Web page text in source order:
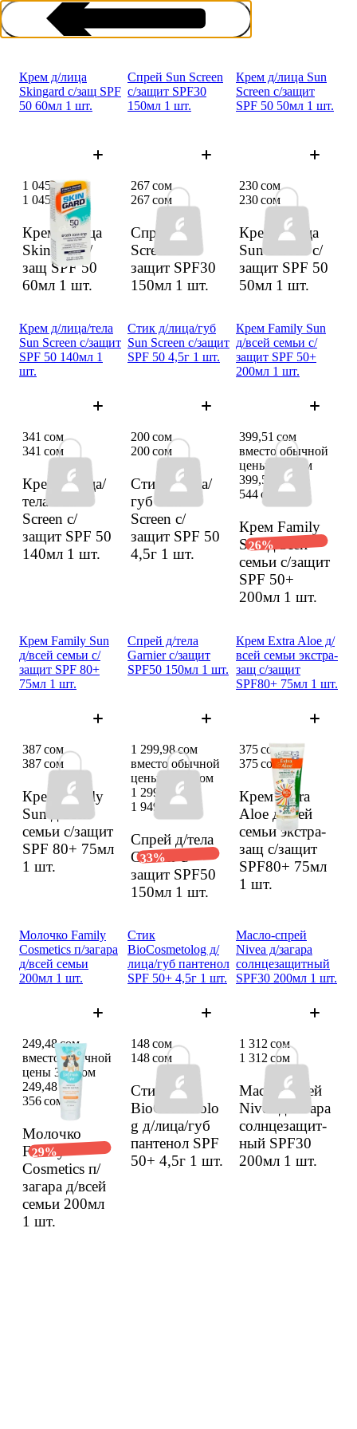
Крем д/лица
Skingard с/защ SPF
50 60мл 1 шт.
Крем д/лица
Skingard с/
защ SPF 50
60мл 1 шт.
1 045 сом
1 045 сом
Спрей Sun Screen
с/защит SPF30
150мл 1 шт.
Спрей Sun
Screen с/
защит SPF30
150мл 1 шт.
267 сом
267 сом
Крем д/лица Sun
Screen с/защит
SPF 50 50мл 1 шт.
Крем д/лица
Sun Screen с/
защит SPF 50
50мл 1 шт.
230 сом
230 сом
Крем д/лица/тела
Sun Screen с/защит
SPF 50 140мл 1
шт.
Крем д/лица/
тела Sun
Screen с/
защит SPF 50
140мл 1 шт.
341 сом
341 сом
Стик д/лица/губ
Sun Screen с/защит
SPF 50 4,5г 1 шт.
Стик д/лица/
губ Sun
Screen с/
защит SPF 50
4,5г 1 шт.
200 сом
200 сом
Крем Family Sun
д/всей семьи с/
защит SPF 50+
200мл 1 шт.
Крем Family
Sun д/всей
семьи с/защит
SPF 50+
200мл 1 шт.
399,51 сом
вместо обычной
цены 544 сом
399,51 сом
544 сом
26%
Крем Family Sun
д/всей семьи с/
защит SPF 80+
75мл 1 шт.
Крем Family
Sun д/всей
семьи с/защит
SPF 80+ 75мл
1 шт.
387 сом
387 сом
Спрей д/тела
Garnier с/защит
SPF50 150мл 1 шт.
Спрей д/тела
Garnier с/
защит SPF50
150мл 1 шт.
1 299,98 сом
вместо обычной
цены 1 949 сом
1 299,98 сом
1 949 сом
33%
Крем Extra Aloe д/
всей семьи экстра­
защ с/защит
SPF80+ 75мл 1 шт.
Крем Extra
Aloe д/всей
семьи экстра­
защ с/защит
SPF80+ 75мл
1 шт.
375 сом
375 сом
Молоч­ко Family
Cosmetics п/загара
д/всей семьи
200мл 1 шт.
Молоч­ко
Family
Cosmetics п/
загара д/всей
семьи 200мл
1 шт.
249,48 сом
вместо обычной
цены 356 сом
249,48 сом
356 сом
29%
Стик
BioCosmetolog д/
лица/губ панте­нол
SPF 50+ 4,5г 1 шт.
Стик
BioCosmetolo
g д/лица/губ
панте­нол SPF
50+ 4,5г 1 шт.
148 сом
148 сом
Масло-спрей
Nivea д/загара
солнце­защит­ный
SPF30 200мл 1 шт.
Масло-спрей
Nivea д/загара
солнце­защит­
ный SPF30
200мл 1 шт.
1 312 сом
1 312 сом